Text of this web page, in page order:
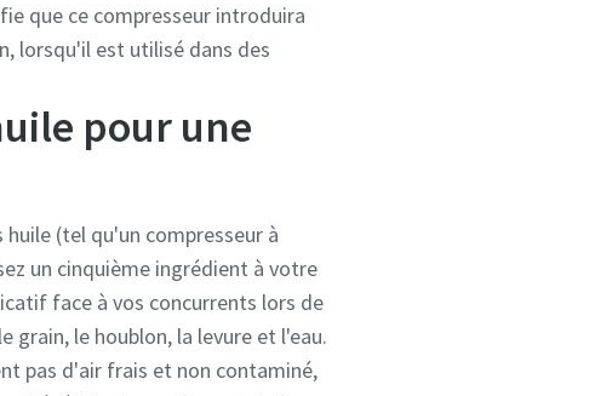
que ce compresseur introduira
lorsqu'il est utilisé dans des
pour une
(tel qu'un compresseur à
un cinquième ingrédient à votre
face à vos concurrents lors de
le houblon, la levure et l'eau.
pas d'air frais et non contaminé,